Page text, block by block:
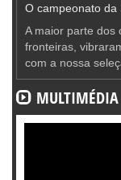
O campeonato da
A maior parte dos
fronteiras,
com a nossa
MULTIMÉDIA